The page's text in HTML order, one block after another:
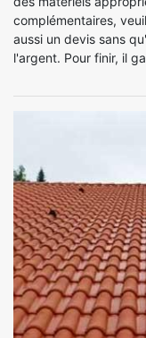
complémentaires,
aussi un devis sans
l'argent. Pour finir, il